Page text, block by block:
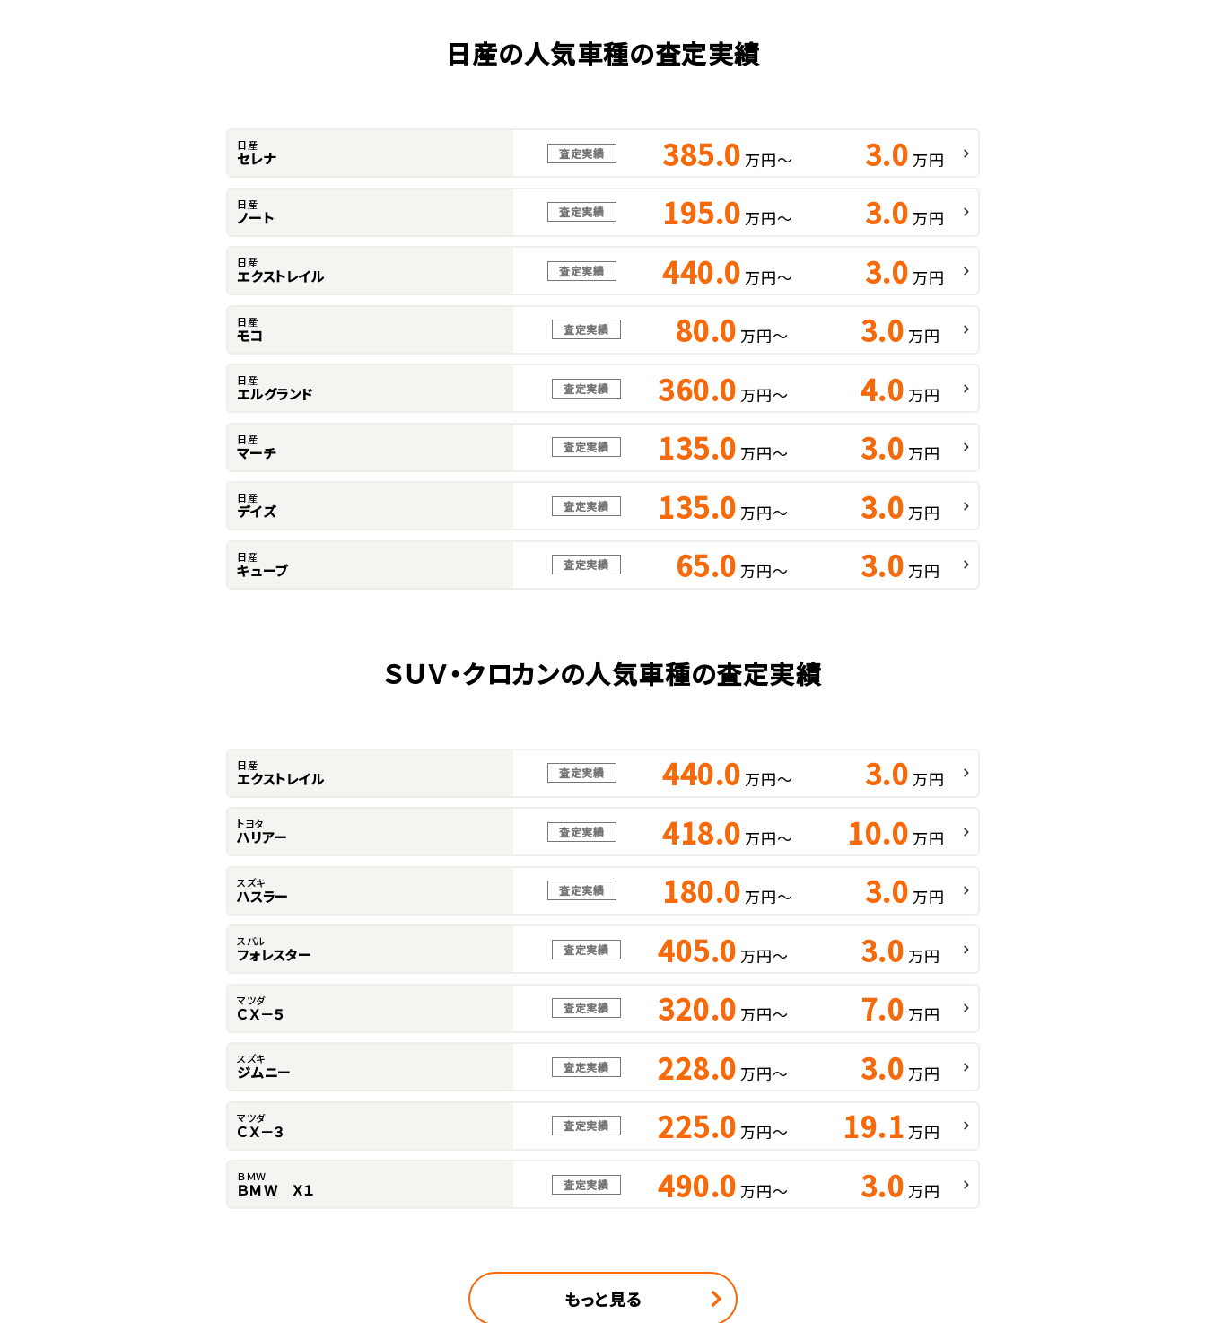
日産の人気車種の査定実績
日産
セレナ 査定実績 385.0 万円～ 3.0 万円
日産
ノート 査定実績 195.0 万円～ 3.0 万円
日産
エクストレイル 査定実績 440.0 万円～ 3.0 万円
日産
モコ 査定実績 80.0 万円～ 3.0 万円
日産
エルグランド 査定実績 360.0 万円～ 4.0 万円
日産
マーチ 査定実績 135.0 万円～ 3.0 万円
日産
デイズ 査定実績 135.0 万円～ 3.0 万円
日産
キューブ 査定実績 65.0 万円～ 3.0 万円
ＳＵＶ・クロカンの人気車種の査定実績
日産
エクストレイル 査定実績 440.0 万円～ 3.0 万円
トヨタ
ハリアー 査定実績 418.0 万円～ 10.0 万円
スズキ
ハスラー 査定実績 180.0 万円～ 3.0 万円
スバル
フォレスター 査定実績 405.0 万円～ 3.0 万円
マツダ
ＣＸ－５ 査定実績 320.0 万円～ 7.0 万円
スズキ
ジムニー 査定実績 228.0 万円～ 3.0 万円
マツダ
ＣＸ－３ 査定実績 225.0 万円～ 19.1 万円
ＢＭＷ
ＢＭＷ Ｘ１ 査定実績 490.0 万円～ 3.0 万円
もっと見る